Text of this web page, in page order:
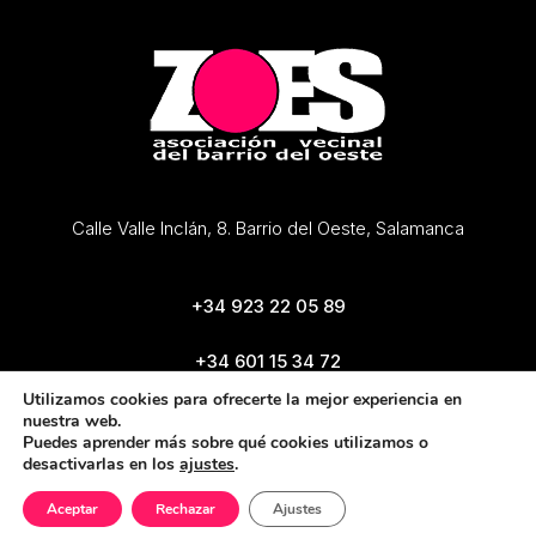
Calle Valle Inclán, 8. Barrio del Oeste, Salamanca
+34 923 22 05 89
+34 601 15 34 72
zoes@zoes.es
Utilizamos cookies para ofrecerte la mejor experiencia en
nuestra web.
Puedes aprender más sobre qué cookies utilizamos o
desactivarlas en los ajustes.
Aceptar Rechazar Ajustes